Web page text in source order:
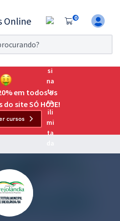
0
por 7 dias!
o Exame da
as principais
em todos os
site SÓ HOJE!
cursos